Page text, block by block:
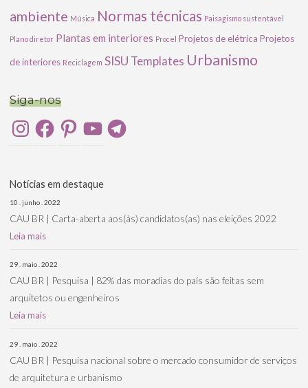
ambiente Música Normas técnicas Paisagismo sustentável
Plano diretor Plantas em interiores Procel Projetos de elétrica Projetos
de interiores Reciclagem SISU Templates Urbanismo
Siga-nos
InstagramFacebookPinterestYouTubeTelegram
Notícias em destaque
10 . junho . 2022
CAU BR | Carta-aberta aos(às) candidatos(as) nas eleições 2022
Leia mais
29 . maio . 2022
CAU BR | Pesquisa | 82% das moradias do país são feitas sem
arquitetos ou engenheiros
Leia mais
29 . maio . 2022
CAU BR | Pesquisa nacional sobre o mercado consumidor de serviços
de arquitetura e urbanismo